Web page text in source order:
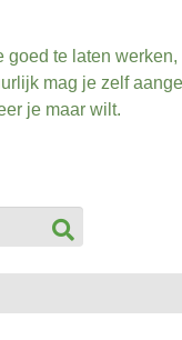
goed te laten werken,
mag je zelf
je maar wilt.